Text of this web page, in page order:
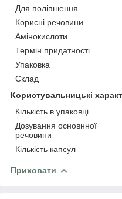
Для поліпшення
Корисні речовини
Амінокислоти
Термін придатності
Упаковка
Склад
Користувальницькі
Кількість в упаковці
Дозування основнної
речовини
Кількість капсул
Приховати